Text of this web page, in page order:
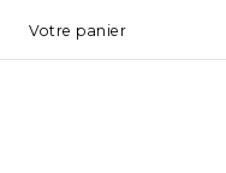
Votre panier